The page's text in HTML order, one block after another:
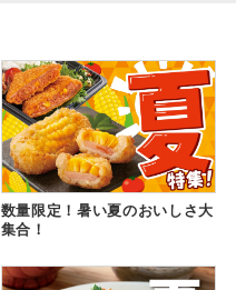
数量限定！暑い夏のおいしさ大
集合！